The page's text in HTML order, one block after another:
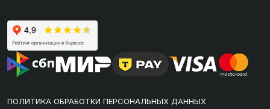
ПОЛИТИКА ОБРАБОТКИ ПЕРСОНАЛЬНЫХ ДАННЫХ